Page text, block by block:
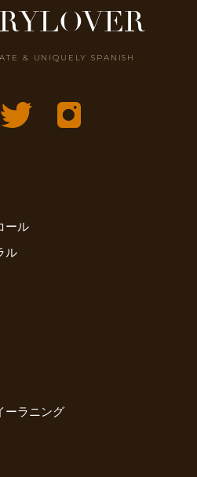
& UNIQUELY SPANISH
ール
ル
ーラニング